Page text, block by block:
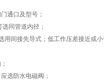
通口及型号；
同管道内径；
用间接先导式；低工作压差接近或
选防水电磁阀；